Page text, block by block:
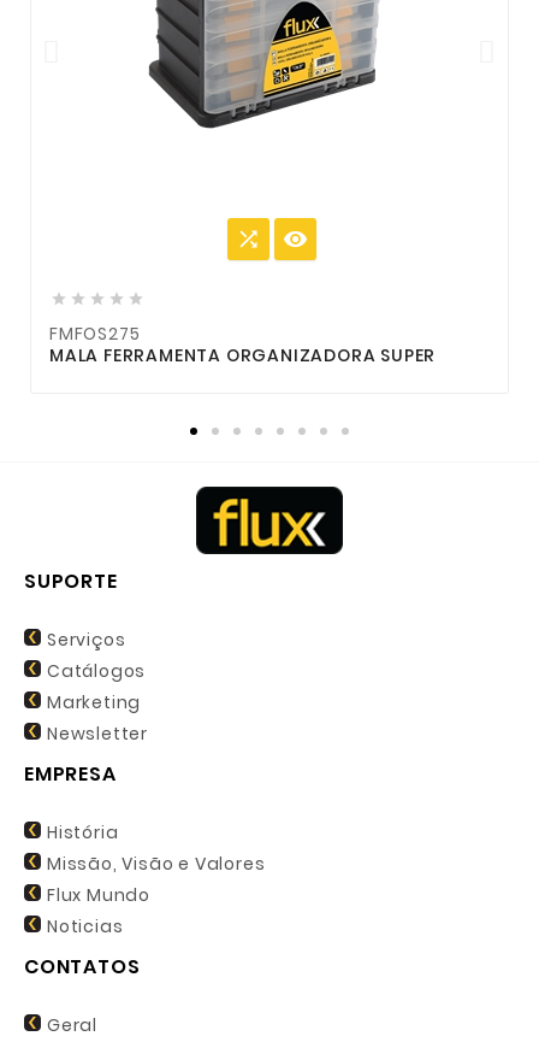
 
    
FMFOS275
MALA FERRAMENTA ORGANIZADORA SUPER
SUPORTE
Serviços
Catálogos
Marketing
Newsletter
EMPRESA
História
Missão, Visão e Valores
Flux Mundo
Noticias
CONTATOS
Geral